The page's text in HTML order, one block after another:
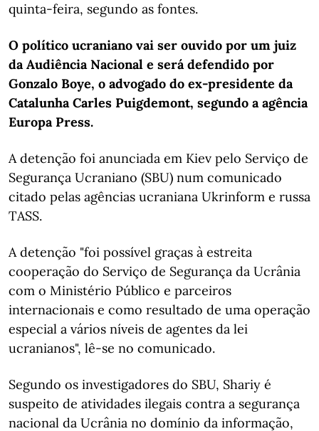
quinta-feira, segundo as fontes.
O político ucraniano vai ser ouvido por um juiz
da Audiência Nacional e será defendido por
Gonzalo Boye, o advogado do ex-presidente da
Catalunha Carles Puigdemont, segundo a agência
Europa Press.
A detenção foi anunciada em Kiev pelo Serviço de
Segurança Ucraniano (SBU) num comunicado
citado pelas agências ucraniana Ukrinform e russa
TASS.
A detenção "foi possível graças à estreita
cooperação do Serviço de Segurança da Ucrânia
com o Ministério Público e parceiros
internacionais e como resultado de uma operação
especial a vários níveis de agentes da lei
ucranianos", lê-se no comunicado.
Segundo os investigadores do SBU, Shariy é
suspeito de atividades ilegais contra a segurança
nacional da Ucrânia no domínio da informação,